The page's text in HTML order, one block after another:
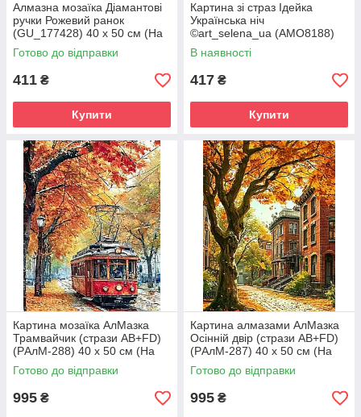
Алмазна мозаїка Діамантові
ручки Рожевий ранок
(GU_177428) 40 х 50 см (На
підрамнику)
Готово до відправки
411 ₴
Купити
Картина зі страз Ідейка
Українська ніч
©art_selena_ua (AMO8188)
40 х 50 см (На підрамнику)
В наявності
417 ₴
Купити
Картина мозаїка АлМазка
Трамвайчик (стрази AB+FD)
(PАлМ-288) 40 х 50 см (На
підрамнику)
Готово до відправки
995 ₴
Картина алмазами АлМазка
Осінній двір (стрази AB+FD)
(PАлМ-287) 40 х 50 см (На
підрамнику)
Готово до відправки
995 ₴